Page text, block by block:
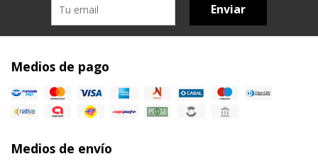
Enviar
Medios de pago
Medios de envío